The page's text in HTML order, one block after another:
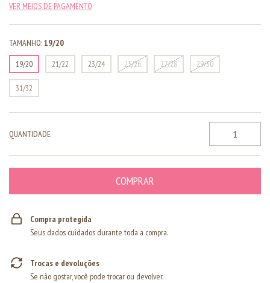
VER MEIOS DE PAGAMENTO
TAMANHO:19/20
19/20
21/22 23/24 25/26 27/28 29/30
31/32
QUANTIDADE
Compra protegida
Seus dados cuidados durante toda a compra.
Trocas e devoluções
Se não gostar, você pode trocar ou devolver.